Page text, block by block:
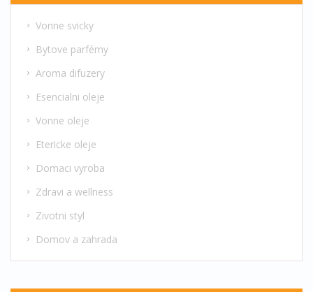
Vonne svicky
Bytove parfémy
Aroma difuzery
Esencialni oleje
Vonne oleje
Etericke oleje
Domaci vyroba
Zdravi a wellness
Zivotni styl
Domov a zahrada